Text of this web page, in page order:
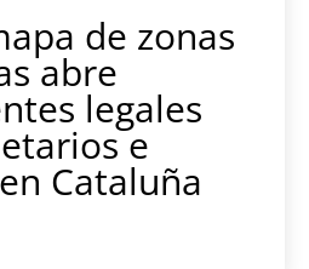
de zonas
abre
legales
e
Cataluña